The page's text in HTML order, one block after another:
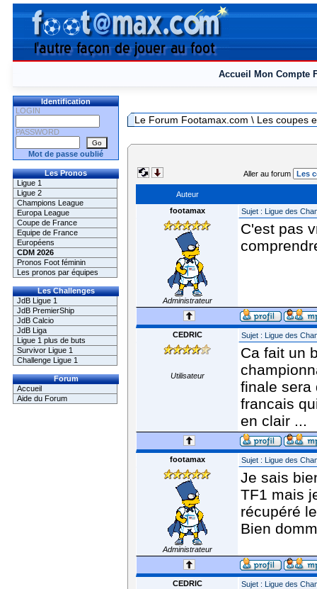
Accueil Mon Compte
Identification
LOGIN
PASSWORD
Mot de passe oublié
Les Pronos
Ligue 1
Ligue 2
Champions League
Europa League
Coupe de France
Equipe de France
Européens
CDM 2026
Pronos Foot féminin
Les pronos par équipes
Les Challenges
JdB Ligue 1
JdB PremierShip
JdB Calcio
JdB Liga
Ligue 1 plus de buts
Survivor Ligue 1
Challenge Ligue 1
Forum
Accueil
Aide du Forum
Le Forum Footamax.com \ Les coupes
Aller au forum
Auteur
footamax
Sujet : Ligue des
Administrateur
C'est pas
CEDRIC Sujet : Ligue des
Utilisateur
Ca fait un
finale sera
francais
en clair ...
footamax Sujet : Ligue des
Administrateur
Je sais
TF1 mais
récupéré
Bien
CEDRIC Sujet : Ligue des